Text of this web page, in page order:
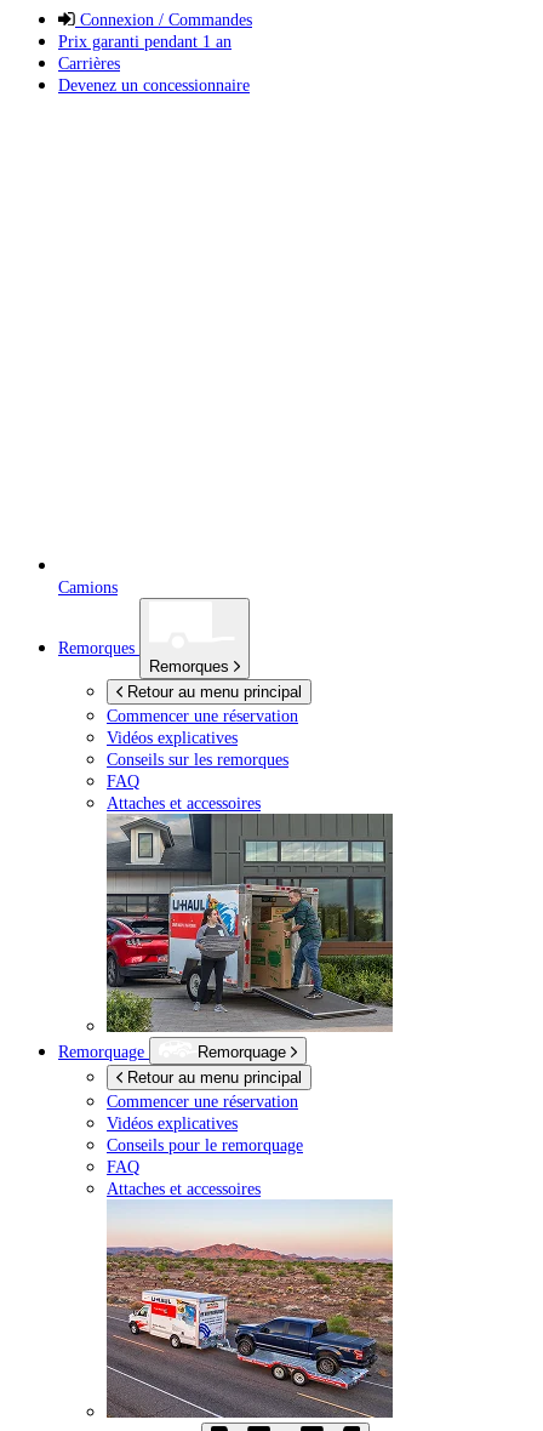
Connexion / Commandes
Prix garanti pendant 1 an
Carrières
Devenez un concessionnaire
Camions
Remorques
Remorques
Retour au menu principal
Commencer une réservation
Vidéos explicatives
Conseils sur les remorques
FAQ
Attaches et accessoires
Remorquage
Remorquage
Retour au menu principal
Commencer une réservation
Vidéos explicatives
Conseils pour le remorquage
FAQ
Attaches et accessoires